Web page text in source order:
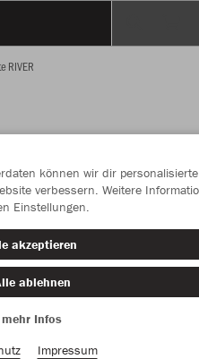
RIVER
können wir dir personalisierte
verbessern. Weitere
Einstellungen.
akzeptieren
ablehnen
mehr Infos
Impressum